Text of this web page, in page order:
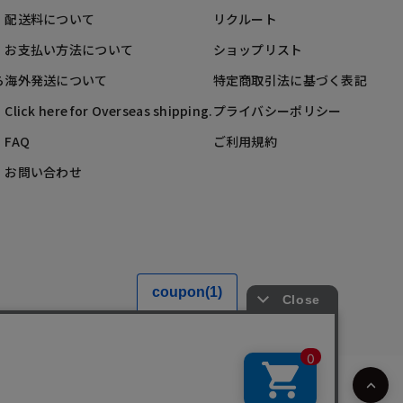
配送料について
お支払い方法について
海外発送について
Click here for Overseas shipping.
FAQ
お問い合わせ
リクルート
ショップリスト
特定商取引法に基づく表記
プライバシーポリシー
ご利用規約